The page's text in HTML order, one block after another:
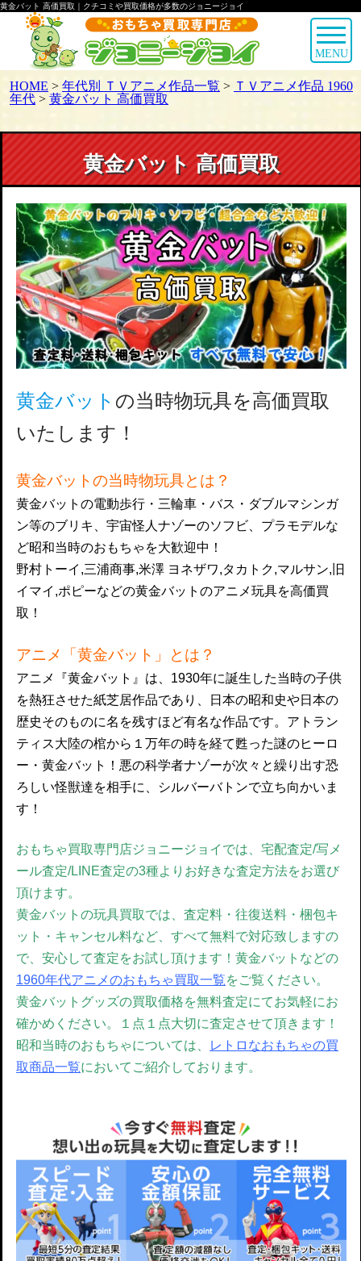
黄金バット 高価買取｜クチコミや買取価格が多数のジョニージョイ
MENU
HOME > 年代別 ＴＶアニメ作品一覧 > ＴＶアニメ作品 1960
年代 > 黄金バット 高価買取
黄金バット 高価買取
黄金バット の当時物玩具を高価買取
いたします！
黄金バットの当時物玩具とは？
黄金バットの電動歩行・三輪車・バス・ダブルマシンガ
ン等のブリキ、宇宙怪人ナゾーのソフビ、プラモデルな
ど昭和当時のおもちゃを大歓迎中！
野村トーイ,三浦商事,米澤 ヨネザワ,タカトク,マルサン,旧
イマイ,ポピーなどの黄金バットのアニメ玩具を高価買
取！
アニメ「黄金バット」とは？
アニメ『黄金バット』は、1930年に誕生した当時の子供
を熱狂させた紙芝居作品であり、日本の昭和史や日本の
歴史そのものに名を残すほど有名な作品です。アトラン
ティス大陸の棺から１万年の時を経て甦った謎のヒーロ
ー・黄金バット！悪の科学者ナゾーが次々と繰り出す恐
ろしい怪獣達を相手に、シルバーバトンで立ち向かいま
す！
おもちゃ買取専門店ジョニージョイでは、宅配査定/写メ
ール査定/LINE査定の3種よりお好きな査定方法をお選び
頂けます。
黄金バットの玩具買取では、査定料・往復送料・梱包キ
ット・キャンセル料など、すべて無料で対応致しますの
で、安心して査定をお試し頂けます！黄金バットなどの
1960年代アニメのおもちゃ買取一覧をご覧ください。
黄金バットグッズの買取価格を無料査定にてお気軽にお
確かめください。
１点１点大切に査定させて頂きます！
昭和当時のおもちゃについては、
レトロなおもちゃの買
取商品一覧においてご紹介しております。